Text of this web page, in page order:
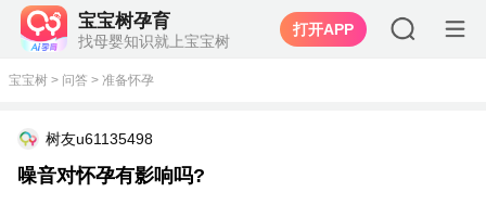
宝宝树孕育
找母婴知识就上宝宝树
打开APP
宝宝树 > 问答 > 准备怀孕
树友u61135498
噪音对怀孕有影响吗?